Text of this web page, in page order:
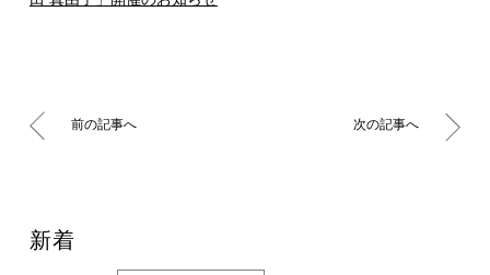
前の記事へ 次の記事へ
新着